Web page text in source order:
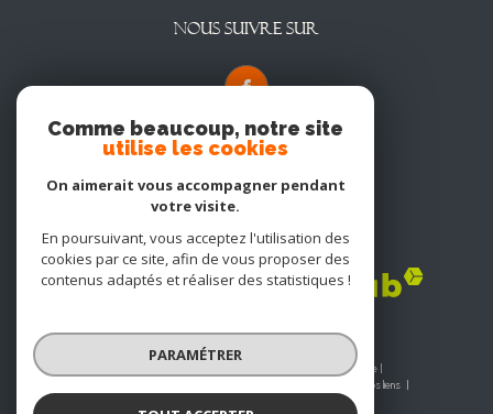
NOUS SUIVRE SUR
Adhérents
© 2026 | Tous droits réservés | Traduction powered by Google |
Nos liens
Comme beaucoup, notre site
utilise les cookies
On aimerait vous accompagner pendant
votre visite.
En poursuivant, vous acceptez l'utilisation des
cookies par ce site, afin de vous proposer des
contenus adaptés et réaliser des statistiques !
PARAMÉTRER